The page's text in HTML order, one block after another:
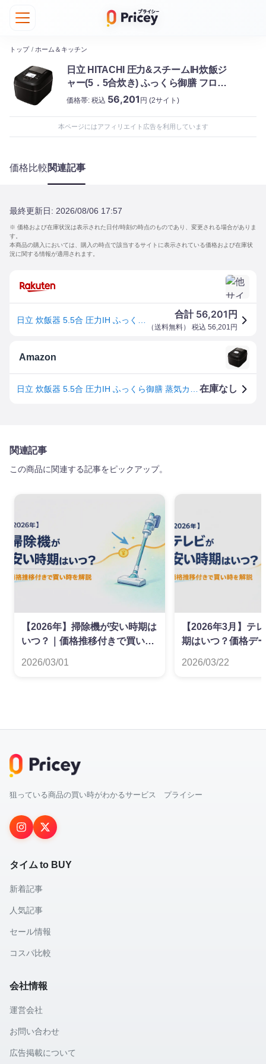
トップ / ホーム＆キッチン
日立 HITACHI 圧力&スチームIH炊飯ジ
ャー(5．5合炊き) ふっくら御膳 フロス
トブラック RZ-W100DM-K
価格帯: 税込 56,201 円 (2サイト)
本ページにはアフィリエイト広告を利用しています
価格比較関連記事
最終更新日: 2026/08/06 17:57
※ 価格および在庫状況は表示された日付/時刻の時点のものであり、変更される場合がありま
す。
本商品の購入においては、購入の時点で該当するサイトに表示されている価格および在庫状
況に関する情報が適用されます。
合計 56,201 円
（送料無料） 税込 56,201 円
Amazon
在庫なし
関連記事
この商品に関連する記事をピックアップ。
【2026年】掃除機が安い時期は
いつ？｜価格推移付きで買い時
2026/03/01
【2026年3月】テ
期はいつ？価格デ
2026/03/22
狙っている商品の買い時がわかるサービス プライシー
タイム to BUY
新着記事
人気記事
セール情報
コスパ比較
会社情報
運営会社
お問い合わせ
広告掲載について